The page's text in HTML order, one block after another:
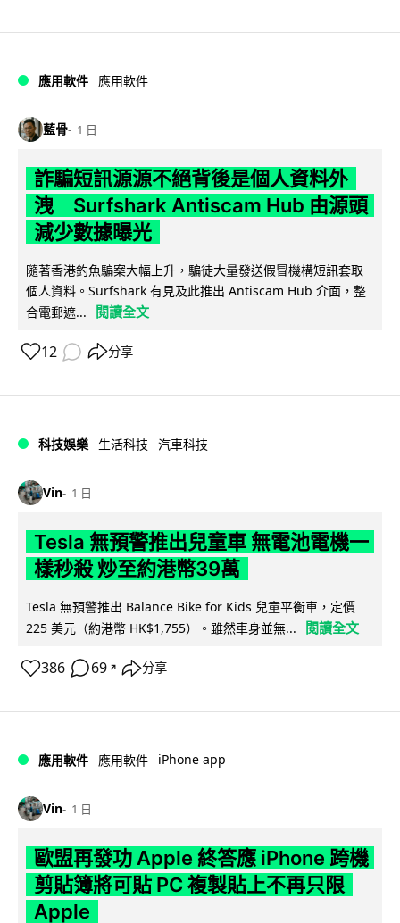
應用軟件 應用軟件
藍骨 1 日
詐騙短訊源源不絕背後是個人資料外
洩 Surfshark Antiscam Hub 由源頭
減少數據曝光
隨著香港釣魚騙案大幅上升，騙徒大量發送假冒機構短訊套取
個人資料。Surfshark 有見及此推出 Antiscam Hub 介面，整
合電郵遮...
閱讀全文
12 分享
科技娛樂 生活科技 汽車科技
Vin 1 日
Tesla 無預警推出兒童車 無電池電機一
樣秒殺 炒至約港幣39萬
Tesla 無預警推出 Balance Bike for Kids 兒童平衡車，定價
225 美元（約港幣 HK$1,755）。雖然車身並無...
閱讀全文
386 69 ↗ 分享
應用軟件 應用軟件 iPhone app
Vin 1 日
歐盟再發功 Apple 終答應 iPhone 跨機
剪貼簿將可貼 PC 複製貼上不再只限
Apple